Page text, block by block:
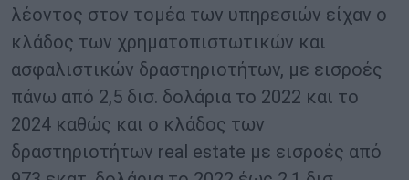
λέοντος στον τομέα των υπηρεσιών είχαν ο
κλάδος των χρηματοπιστωτικών και
ασφαλιστικών δραστηριοτήτων, με εισροές
πάνω από 2,5 δισ. δολάρια το 2022 και το
2024 καθώς και ο κλάδος των
δραστηριοτήτων real estate με εισροές από